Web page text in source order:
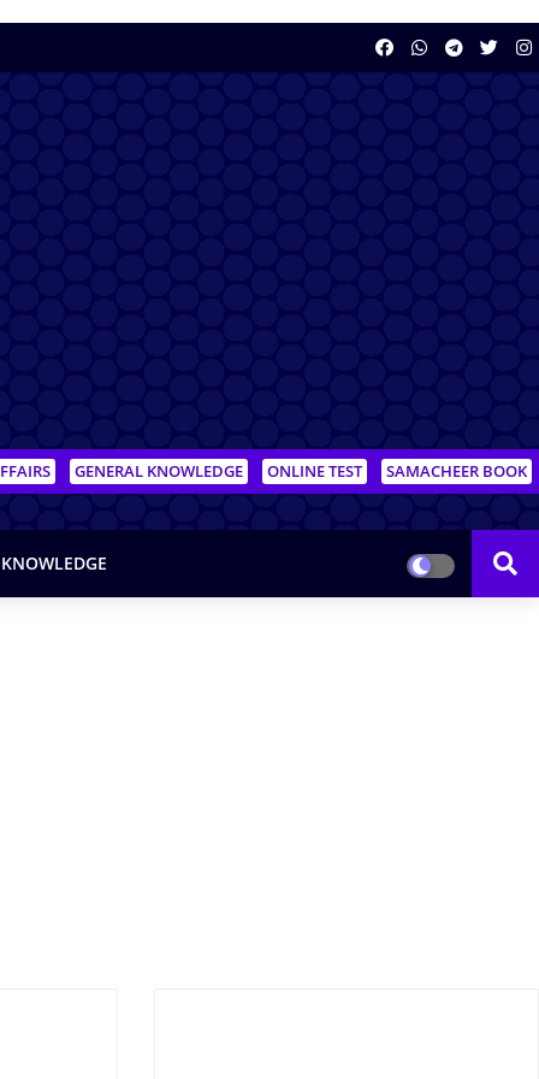
GENERAL KNOWLEDGE ONLINE TEST SAMACHEER BOOK